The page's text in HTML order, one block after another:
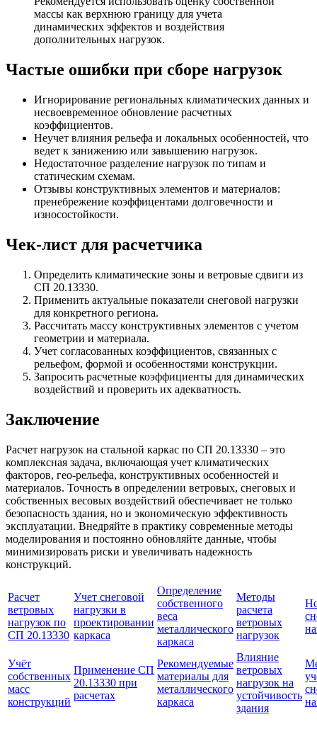
массы как верхнюю границу для учета
динамических эффектов и воздействия
дополнительных нагрузок.
Частые ошибки при сборе нагрузок
Игнорирование региональных климатических данных и
несвоевременное обновление расчетных
коэффициентов.
Неучет влияния рельефа и локальных особенностей, что
ведет к занижению или завышению нагрузок.
Недостаточное разделение нагрузок по типам и
статическим схемам.
Отзывы конструктивных элементов и материалов:
пренебрежение коэффицентами долговечности и
износостойкости.
Чек-лист для расчетчика
Определить климатические зоны и ветровые сдвиги из
СП 20.13330.
Применить актуальные показатели снеговой нагрузки
для конкретного региона.
Рассчитать массу конструктивных элементов с учетом
геометрии и материала.
Учет согласованных коэффициентов, связанных с
рельефом, формой и особенностями конструкции.
Запросить расчетные коэффициенты для динамических
воздействий и проверить их адекватность.
Заключение
Расчет нагрузок на стальной каркас по СП 20.13330 – это
комплексная задача, включающая учет климатических
факторов, гео-рельефа, конструктивных особенностей и
материалов. Точность в определении ветровых, снеговых и
собственных весовых воздействий обеспечивает не только
безопасность здания, но и экономическую эффективность
эксплуатации. Внедряйте в практику современные методы
моделирования и постоянно обновляйте данные, чтобы
минимизировать риски и увеличивать надежность
конструкций.
Расчет
ветровых
нагрузок по
СП 20.13330
Учет снеговой
нагрузки в
проектировании
каркаса
Определение
собственного
веса
металлического
каркаса
Методы
расчета
ветровых
нагрузок
Учёт
собственных
масс
конструкций
Применение СП
20.13330 при
расчетах
Рекомендуемые
материалы для
металлического
каркаса
Влияние
ветровых
нагрузок на
устойчивость
здания